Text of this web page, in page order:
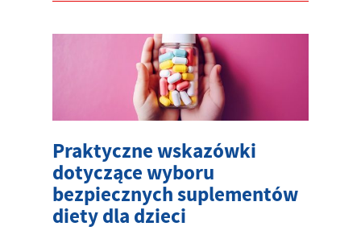
Praktyczne wskazówki
dotyczące wyboru
bezpiecznych suplementów
diety dla dzieci